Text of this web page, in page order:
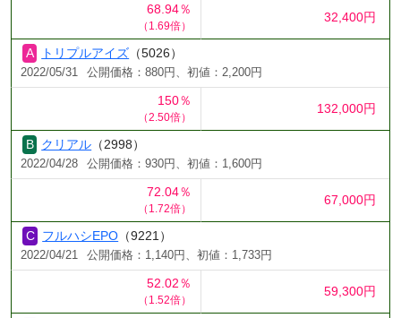
68.94％
（1.69倍）
32,400円
トリプルアイズ （5026）
2022/05/31 公開価格：880円、初値：2,200円
150％
（2.50倍）
132,000円
クリアル （2998）
2022/04/28 公開価格：930円、初値：1,600円
72.04％
（1.72倍）
67,000円
フルハシEPO （9221）
2022/04/21 公開価格：1,140円、初値：1,733円
52.02％
（1.52倍）
59,300円